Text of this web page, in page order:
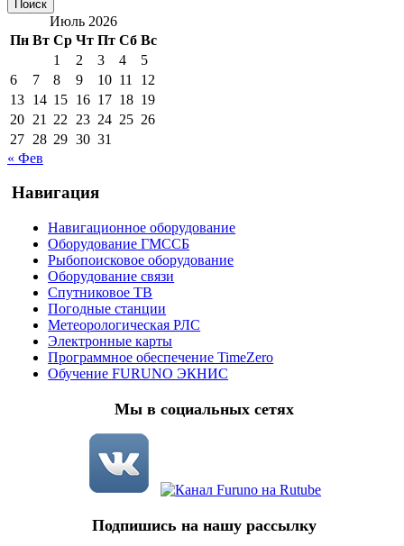
Июль 2026
Пн Вт Ср Чт Пт Сб Вс
1
2 3 4
5
6
7 8 9 10 11
12
13 14 15 16 17 18 19
20 21 22 23 24 25 26
27 28 29 30 31
« Фев
Навигация
Навигационное оборудование
Оборудование ГМССБ
Рыбопоисковое оборудование
Оборудование связи
Спутниковое ТВ
Погодные станции
Метеорологическая РЛС
Электронные карты
Программное обеспечение TimeZero
Обучение FURUNO ЭКНИС
Мы в социальных сетях
Подпишись на нашу рассылку